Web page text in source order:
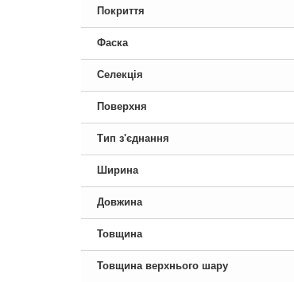
Покриття
Фаска
Селекція
Поверхня
Тип з'єднання
Ширина
Довжина
Товщина
Товщина верхнього шару